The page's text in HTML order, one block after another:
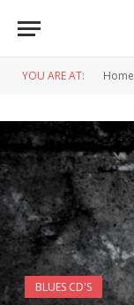
YOU ARE AT: Home
BLUES CD'S